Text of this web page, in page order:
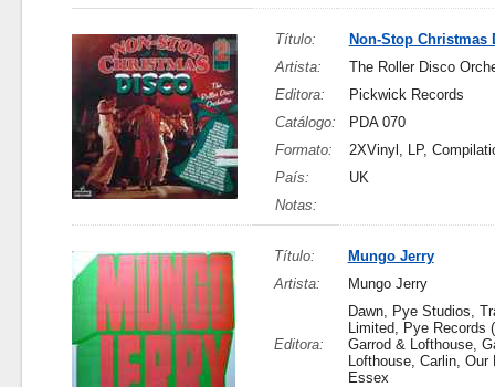
Título:
Non-Stop Christmas
Artista:
The Roller Disco
Editora:
Pickwick Records
Catálogo:
PDA 070
Formato:
2XVinyl, LP,
País:
UK
Notas:
Título:
Mungo Jerry
Artista:
Mungo Jerry
Editora:
Dawn, Pye Studios,
Limited, Pye Records
Garrod & Lofthouse,
Lofthouse, Carlin, Our
Essex